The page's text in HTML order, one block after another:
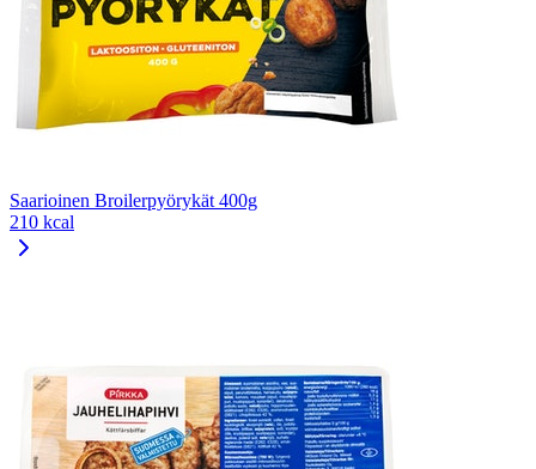
Saarioinen Broilerpyörykät 400g
210 kcal